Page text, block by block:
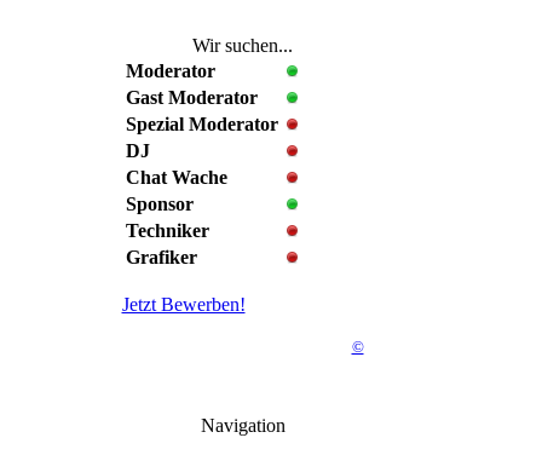
Wir suchen...
Moderator
Gast Moderator
Spezial Moderator
DJ
Chat Wache
Sponsor
Techniker
Grafiker
Jetzt Bewerben!
©
Navigation